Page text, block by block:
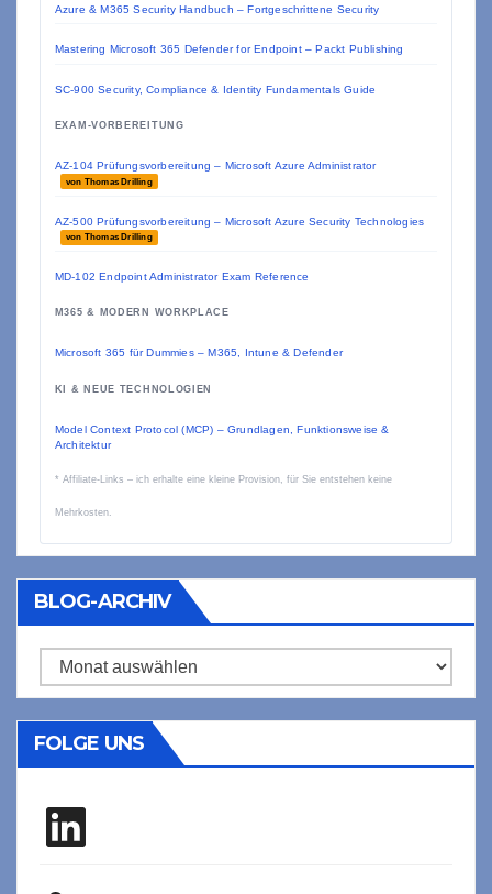
Azure & M365 Security Handbuch – Fortgeschrittene Security
Mastering Microsoft 365 Defender for Endpoint – Packt Publishing
SC-900 Security, Compliance & Identity Fundamentals Guide
EXAM-VORBEREITUNG
AZ-104 Prüfungsvorbereitung – Microsoft Azure Administrator
von Thomas Drilling
AZ-500 Prüfungsvorbereitung – Microsoft Azure Security Technologies
von Thomas Drilling
MD-102 Endpoint Administrator Exam Reference
M365 & MODERN WORKPLACE
Microsoft 365 für Dummies – M365, Intune & Defender
KI & NEUE TECHNOLOGIEN
Model Context Protocol (MCP) – Grundlagen, Funktionsweise &
Architektur
* Affiliate-Links – ich erhalte eine kleine Provision, für Sie entstehen keine
Mehrkosten.
BLOG-ARCHIV
Blog-
Archiv
FOLGE UNS
LinkedIn